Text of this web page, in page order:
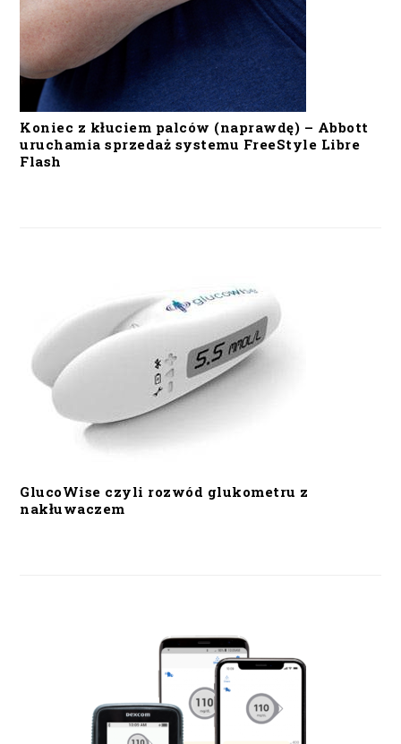
Koniec z kłuciem palców (naprawdę) – Abbott
uruchamia sprzedaż systemu FreeStyle Libre
Flash
GlucoWise czyli rozwód glukometru z
nakłuwaczem